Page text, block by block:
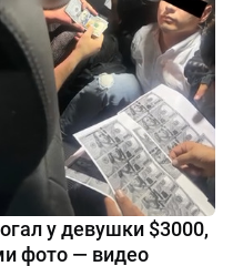
у девушки $3000,
фото — видео